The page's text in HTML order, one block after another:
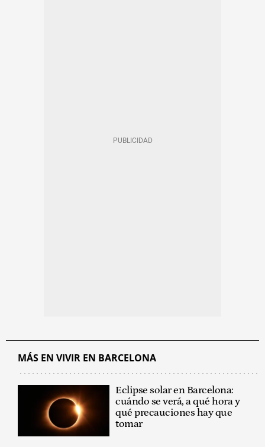
MÁS EN VIVIR EN BARCELONA
Eclipse solar en Barcelona:
cuándo se verá, a qué hora y
qué precauciones hay que
tomar